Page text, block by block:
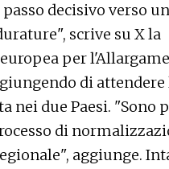
decisivo verso
scrive su X la
per
di attendere
nei due Paesi. "Sono
di
aggiunge.